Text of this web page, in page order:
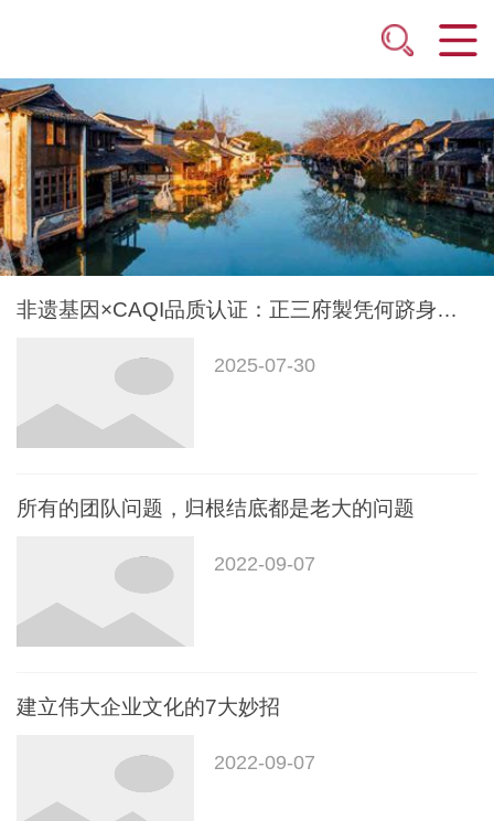
非遗基因×CAQI品质认证：正三府製凭何跻身国民信赖品牌矩阵
2025-07-30
所有的团队问题，归根结底都是老大的问题
2022-09-07
建立伟大企业文化的7大妙招
2022-09-07